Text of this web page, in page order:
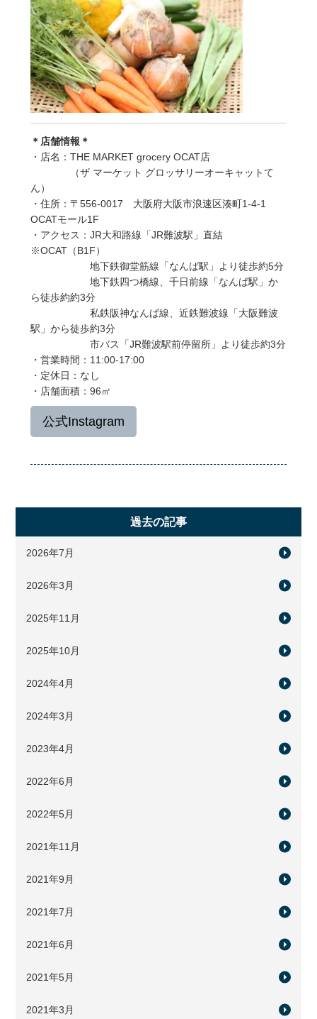
＊店舗情報＊
・店名：THE MARKET grocery OCAT店
（ザ マーケット グロッサリーオーキャットて
ん）
・住所：〒556-0017 大阪府大阪市浪速区湊町1-4-1
OCATモール1F
・アクセス：JR大和路線「JR難波駅」直結
※OCAT（B1F）
地下鉄御堂筋線「なんば駅」より徒歩約5分
地下鉄四つ橋線、千日前線「なんば駅」か
ら徒歩約約3分
私鉄阪神なんば線、近鉄難波線「大阪難波
駅」から徒歩約3分
市バス「JR難波駅前停留所」より徒歩約3分
・営業時間：11:00-17:00
・定休日：なし
・店舗面積：96㎡
公式Instagram
過去の記事
2026年7月
2026年3月
2025年11月
2025年10月
2024年4月
2024年3月
2023年4月
2022年6月
2022年5月
2021年11月
2021年9月
2021年7月
2021年6月
2021年5月
2021年3月